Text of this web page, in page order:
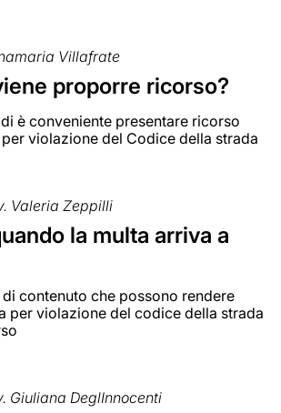
Villafrate
proporre ricorso?
è conveniente presentare ricorso
violazione del Codice della strada
Valeria Zeppilli
la multa arriva a
contenuto che possono rendere
per violazione del codice della strada
Giuliana DeglInnocenti